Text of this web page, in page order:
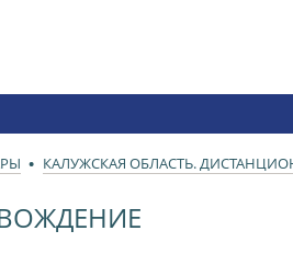
КАЛУЖСКАЯ ОБЛАСТЬ.